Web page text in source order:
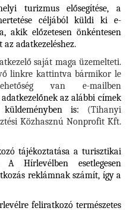
turizmus elősegítése, a
céljából küldi ki e-
akik előzetesen önkéntesen
adatkezeléshez.
saját maga üzemelteti.
linkre kattintva bármikor le
van e-mailben
az alábbi címek
is: (Tihanyi
Közhasznú Nonprofit Kft.
tájékoztatása a turisztikai
A Hírlevélben esetlegesen
reklámnak számít, így a
feliratkozó természetes